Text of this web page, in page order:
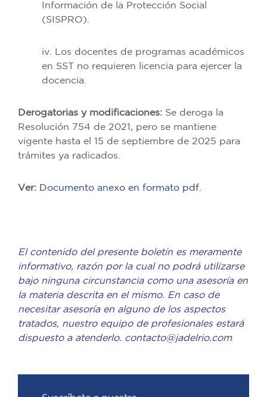
Información de la Protección Social
(SISPRO).
iv. Los docentes de programas académicos
en SST no requieren licencia para ejercer la
docencia.
Derogatorias y modificaciones: Se deroga la
Resolución 754 de 2021, pero se mantiene
vigente hasta el 15 de septiembre de 2025 para
trámites ya radicados.
Ver: Documento anexo en formato pdf.
El contenido del presente boletín es meramente
informativo, razón por la cual no podrá utilizarse
bajo ninguna circunstancia como una asesoría en
la materia descrita en el mismo. En caso de
necesitar asesoría en alguno de los aspectos
tratados, nuestro equipo de profesionales estará
dispuesto a atenderlo. contacto@jadelrio.com